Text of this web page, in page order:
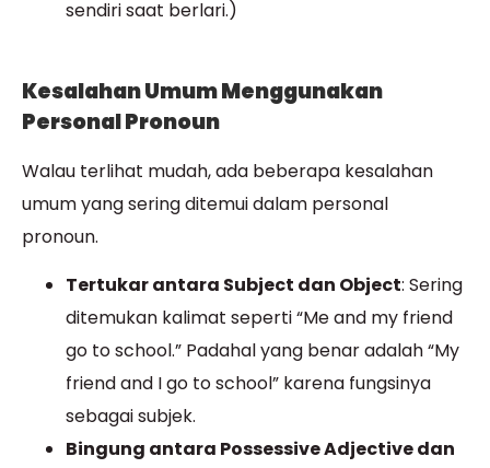
sendiri saat berlari.)
Kesalahan Umum Menggunakan
Personal Pronoun
Walau terlihat mudah, ada beberapa kesalahan
umum yang sering ditemui dalam personal
pronoun.
Tertukar antara Subject dan Object: Sering
ditemukan kalimat seperti “Me and my friend
go to school.” Padahal yang benar adalah “My
friend and I go to school” karena fungsinya
sebagai subjek.
Bingung antara Possessive Adjective dan